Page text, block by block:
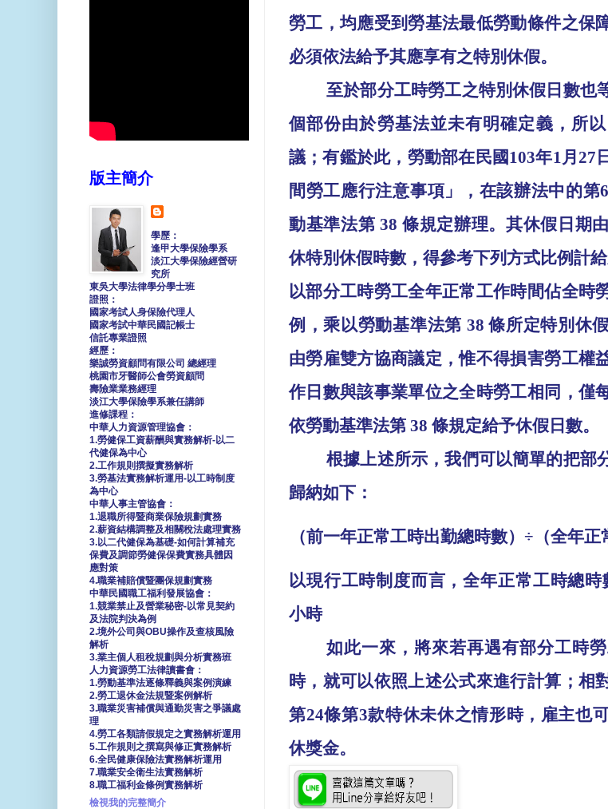
勞工，均應受到勞基法最低勞動條件之保
必須依法給予其應享有之特別休假。
至於部分工時勞工之特別休假日數也
個部份由於勞基法並未有明確定義，所
議；有鑑於此，勞動部在民國103年1 月27
間勞工應行注意事項」，在該辦法中的第6
動基準法第 38 條規定辦理。其休假日期
休特別休假時數，得參考下列方式比例計給
以部分工時勞工全年正常工作時間佔全時
例，乘以勞動基準法第 38條所定特別休
由勞雇雙方協商議定，惟不得損害勞工權
作日數與該事業單位之全時勞工相同，僅
依勞動基準法第 38 條規定給予休假日數。
根據上述所示，我們可以簡單的把部
歸納如下：
（前一年正常工時出勤總時數） ÷ （全年正
以現行工時制度而言，全年正常工時總時
小時
如此一來，將來若再遇有部分工時
時，就可以依照上述公式來進行計算；相
第24條第3款特休未休之情形時，雇主也
休獎金。
版主簡介
學歷：
逢甲大學保險學系
淡江大學保險經營研
究所
東吳大學法律學分學士班
證照：
國家考試人身保險代理人
國家考試中華民國記帳士
信託專業證照
經歷：
樂誠勞資顧問有限公司 總經理
桃園市牙醫師公會勞資顧問
壽險業業務經理
淡江大學保險學系兼任講師
進修課程：
中華人力資源管理協會：
1.勞健保工資薪酬與實務解析-以二
代健保為中心
2.工作規則撰擬實務解析
3.勞基法實務解析運用-以工時制度
為中心
中華人事主管協會：
1.退職所得暨商業保險規劃實務
2.薪資結構調整及相關稅法處理實務
3.以二代健保為基礎-如何計算補充
保費及調節勞健保保費實務具體因
應對策
4.職業補賠償暨團保規劃實務
中華民國職工福利發展協會：
1.競業禁止及營業秘密-以常見契約
及法院判決為例
2.境外公司與OBU操作及查核風險
解析
3.業主個人租稅規劃與分析實務班
人力資源勞工法律讀書會：
1.勞動基準法逐條釋義與案例演練
2.勞工退休金法規暨案例解析
3.職業災害補償與通勤災害之爭議處
理
4.勞工各類請假規定之實務解析運用
5.工作規則之撰寫與修正實務解析
6.全民健康保險法實務解析運用
7.職業安全衛生法實務解析
8.職工福利金條例實務解析
檢視我的完整簡介